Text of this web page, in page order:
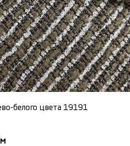
белого цвета 19191